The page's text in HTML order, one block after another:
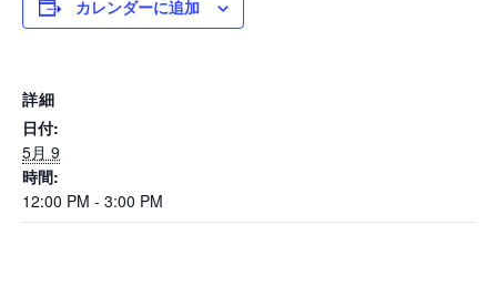
カレンダーに追加
詳細
日付:
5月 9
時間:
12:00 PM - 3:00 PM